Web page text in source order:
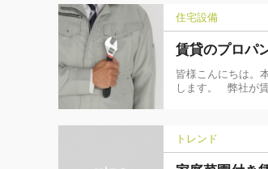
住宅設備
賃貸のプロパ
皆様こんにちは。
します。 弊社が
トレンド